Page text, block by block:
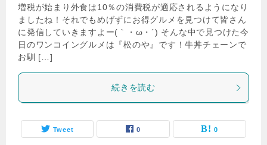
増税が始まり外食は10％の消費税が適応されるようになり
ましたね！それでもめげずにお得グルメを見つけて皆さん
に発信していきますよー(｀・ω・´) そんな中で見つけた今
日のワンコイングルメは『松のや』です！牛丼チェーンで
お馴 […]
続きを読む
Tweet 0 0